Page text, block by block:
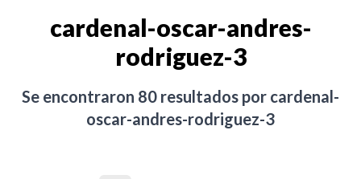
cardenal-oscar-andres-
rodriguez-3
Se encontraron 80 resultados por cardenal-
oscar-andres-rodriguez-3